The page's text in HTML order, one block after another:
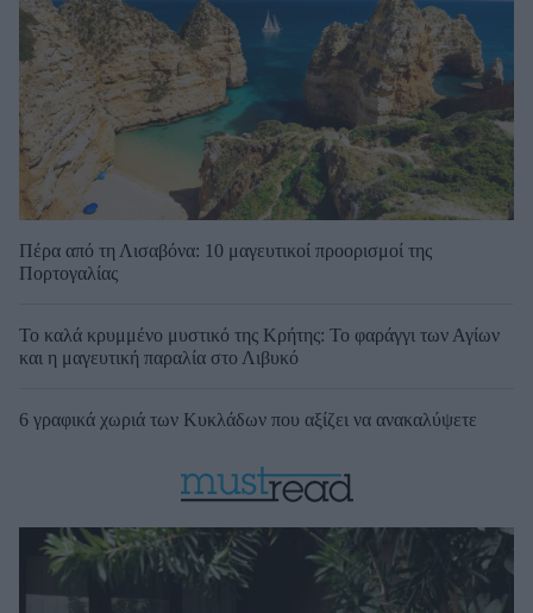
Πέρα από τη Λισαβόνα: 10 μαγευτικοί προορισμοί της
Πορτογαλίας
Το καλά κρυμμένο μυστικό της Κρήτης: Το φαράγγι των Αγίων
και η μαγευτική παραλία στο Λιβυκό
6 γραφικά χωριά των Κυκλάδων που αξίζει να ανακαλύψετε